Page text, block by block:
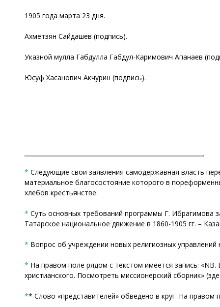
1905 года марта 23 дня.
Ахметзян Сайдашев (подпись).
Указной мулла Габдулла Габдул-Каримович Апанаев
Юсуф Хасанович Акчурин (подпись).
* Следующие свои заявления самодержавная власть
материальное благосостояние которого в
хлебов крестьянстве.
* Суть основных требований программы Г. Ибрагимова
Татарское национальное движение в 1860-1905 гг. –
* Вопрос об учреждении новых религиозных
* На правом поле рядом с текстом имеется запись:
христианского. Посмотреть миссионерский сборник»
** Слово «представителей» обведено в круг. На правом